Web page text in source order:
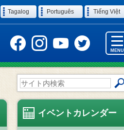
Tagalog Português
Tiếng Việt
MENU
サ
イ
ト
内
イベントカレンダー